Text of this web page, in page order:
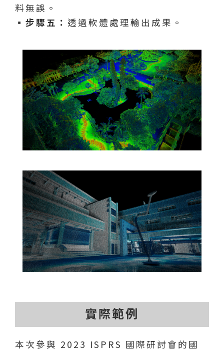
料無誤。
▪︎步驟五： 透過軟體處理輸出成果。
實際範例
本次參與 2023 ISPRS 國際研討會的國